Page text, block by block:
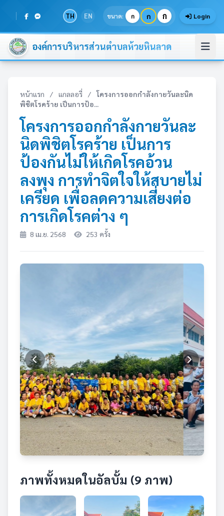
TH EN ขนาด: ก ก ก Login
องค์การบริหารส่วนตำบลห้วยหินลาด
หน้าแรก / แกลลอรี่ /
โครงการออกกำลังกายวันละนิด
พิชิตโรคร้าย เป็นการป้อ...
โครงการออกกำลังกายวันละ
นิดพิชิตโรคร้าย เป็นการ
ป้องกันไม่ให้เกิดโรคอ้วน
ลงพุง การทำจิตใจให้สบายไม่
เครียด เพื่อลดความเสี่ยงต่อ
การเกิดโรคต่าง ๆ
8 เม.ย. 2568 253 ครั้ง
ภาพทั้งหมดในอัลบั้ม (9 ภาพ)